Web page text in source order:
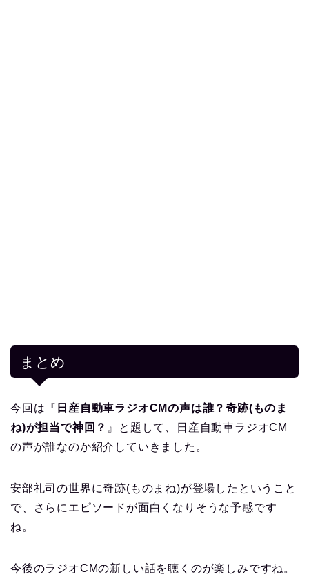
まとめ
今回は『 日産自動車ラジオCMの声は誰？奇跡(ものま
ね)が担当で神回？ 』と題して、日産自動車ラジオCM
の声が誰なのか紹介していきました。
安部礼司の世界に奇跡(ものまね)が登場したということ
で、さらにエピソードが面白くなりそうな予感です
ね。
今後のラジオCMの新しい話を聴くのが楽しみですね。